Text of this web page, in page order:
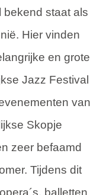
bekend staat als
Hier vinden
en grote
Jazz Festival
van
Skopje
zeer befaamd
Tijdens dit
balletten